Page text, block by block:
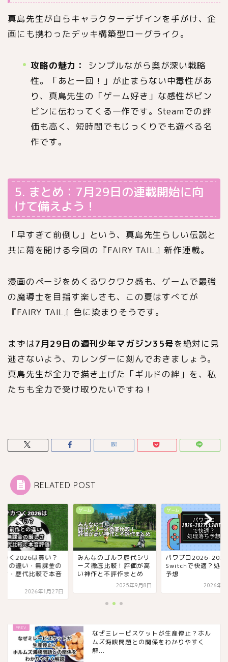
真島先生が自らキャラクターデザインを手がけ、企
画にも携わったデッキ構築型ローグライク。
攻略の魅力：
シンプルながら奥が深い戦略
性。「あと一回！」が止まらない中毒性があ
り、真島先生の「ゲーム好き」な感性がビン
ビンに伝わってくる一作です。Steamでの評
価も高く、短時間でもじっくりでも遊べる名
作です。
5. まとめ：7月29日の連載開始に向
けて備えよう！
「早すぎて前倒し」という、真島先生らしい伝説と
共に幕を開ける今回の『FAIRY TAIL』新作連載。
漫画のページをめくるワクワク感も、ゲームで最強
の魔導士を目指す楽しさも、この夏はすべてが
『FAIRY TAIL』色に染まりそうです。
まずは7月29日の週刊少年マガジン35号を絶対に見
逃さないよう、カレンダーに刻んでおきましょう。
真島先生が全力で描き上げた「ギルドの絆」を、私
たちも全力で受け取りたいですね！
RELATED POST
つく2026は買い？
との違い・無課金の
さ・歴代比較で本音
2026年1月27日
ゲーム
みんなのゴルフ歴代シリ
ーズ徹底比較！評価が高
い神作と不評作まとめ
2025年9月8日
ゲーム
パワプロ2026-
Switchで快適？処理
予想
2026年2
なぜミレービスケットが生産停止？ホル
ムズ海峡問題との関係をわかりやすく
解...